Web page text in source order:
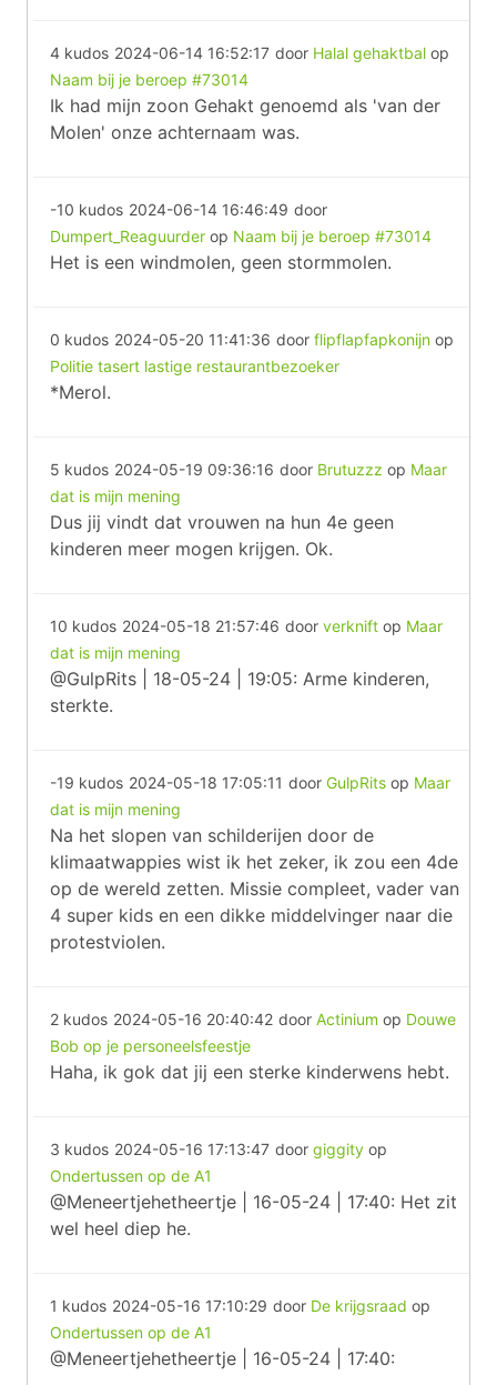
4 kudos 2024-06-14 16:52:17 door Halal gehaktbal op
Naam bij je beroep #73014
Ik had mijn zoon Gehakt genoemd als 'van der
Molen' onze achternaam was.
-10 kudos 2024-06-14 16:46:49 door
Dumpert_Reaguurder op Naam bij je beroep #73014
Het is een windmolen, geen stormmolen.
0 kudos 2024-05-20 11:41:36 door flipflapfapkonijn op
Politie tasert lastige restaurantbezoeker
*Merol.
5 kudos 2024-05-19 09:36:16 door Brutuzzz op Maar
dat is mijn mening
Dus jij vindt dat vrouwen na hun 4e geen
kinderen meer mogen krijgen. Ok.
10 kudos 2024-05-18 21:57:46 door verknift op Maar
dat is mijn mening
@GulpRits | 18-05-24 | 19:05: Arme kinderen,
sterkte.
-19 kudos 2024-05-18 17:05:11 door GulpRits op Maar
dat is mijn mening
Na het slopen van schilderijen door de
klimaatwappies wist ik het zeker, ik zou een 4de
op de wereld zetten. Missie compleet, vader van
4 super kids en een dikke middelvinger naar die
protestviolen.
2 kudos 2024-05-16 20:40:42 door Actinium op Douwe
Bob op je personeelsfeestje
Haha, ik gok dat jij een sterke kinderwens hebt.
3 kudos 2024-05-16 17:13:47 door giggity op
Ondertussen op de A1
@Meneertjehetheertje | 16-05-24 | 17:40: Het zit
wel heel diep he.
1 kudos 2024-05-16 17:10:29 door De krijgsraad op
Ondertussen op de A1
@Meneertjehetheertje | 16-05-24 | 17:40: